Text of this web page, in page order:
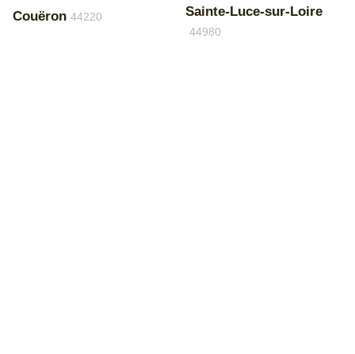
Couëron 44220 Sainte-Luce-sur-Loire
44980